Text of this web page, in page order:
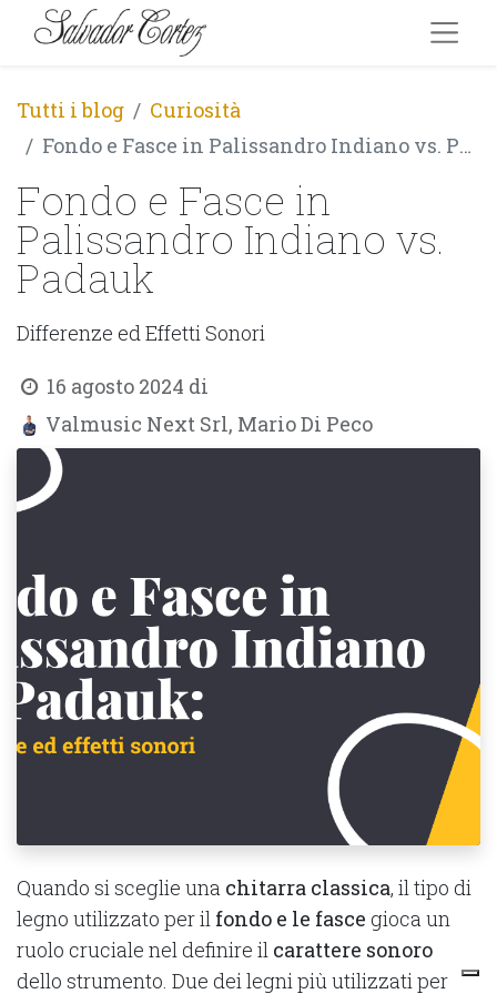
Tutti i blog
Curiosità
Fondo e Fasce in Palissandro Indiano vs. Padauk
Fondo e Fasce in
Palissandro Indiano vs.
Padauk
Differenze ed Effetti Sonori
16 agosto 2024 di
Valmusic Next Srl, Mario Di Peco
Quando si sceglie una chitarra classica, il tipo di
legno utilizzato per il fondo e le fasce gioca un
ruolo cruciale nel definire il carattere sonoro
dello strumento. Due dei legni più utilizzati per